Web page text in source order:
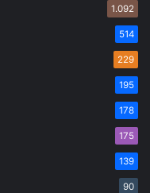
1.092
514
229
195
178
175
139
90